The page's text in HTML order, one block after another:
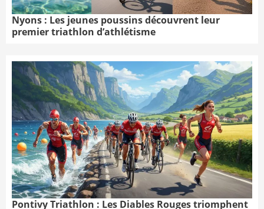
Nyons : Les jeunes poussins découvrent leur
premier triathlon d’athlétisme
Pontivy Triathlon : Les Diables Rouges triomphent